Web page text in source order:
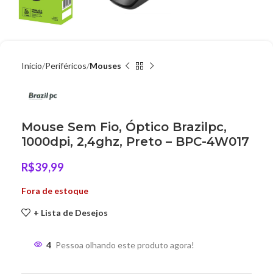
Início Periféricos Mouses
Mouse Sem Fio, Óptico Brazilpc,
1000dpi, 2,4ghz, Preto – BPC-4W017
R$39,99
Fora de estoque
+ Lista de Desejos
4 Pessoa olhando este produto agora!